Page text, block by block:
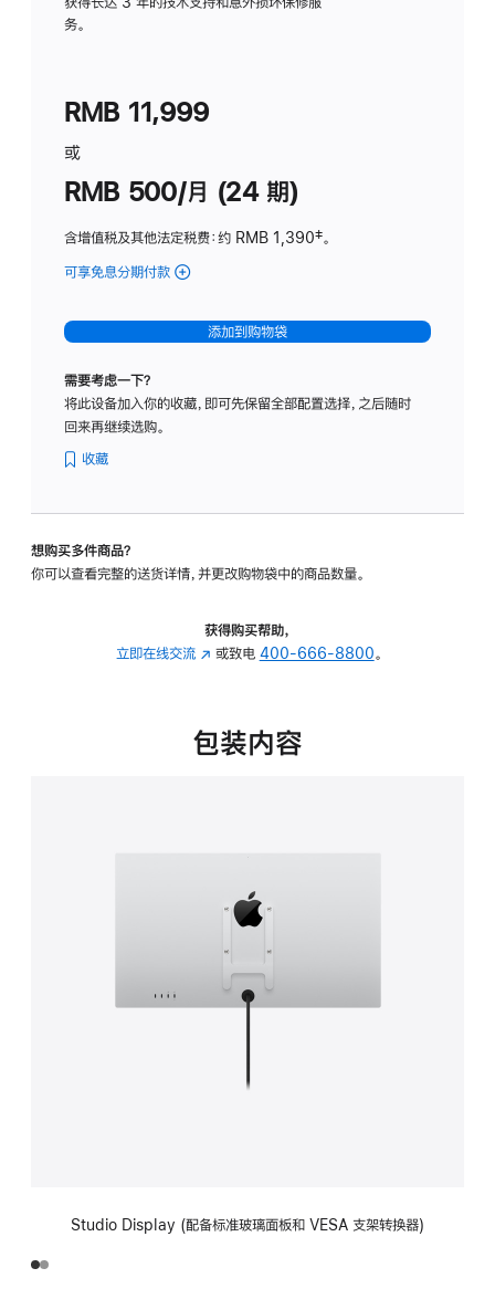
务。
RMB 11,999
或
RMB 500/月 (24 期)
含增值税及其他法定税费：约 RMB 1,390脚
‡。
可享免息分期付款 (Studio
-
标
璃
转
的
添加到购物袋
需要考虑一下？
将此设备加入你的收藏，即可先保留全部配置选择，之后随时
回来再继续选购。
收藏
想购买多件商品？
你可以查看完整的送货详情，并更改购物袋中的商品数量。
获得购买帮助，
立即在线交流 (在
中
或致电 400-666-8800。
包装内容
Studio Display (配备标准玻璃面板和 VESA 支架转换器)